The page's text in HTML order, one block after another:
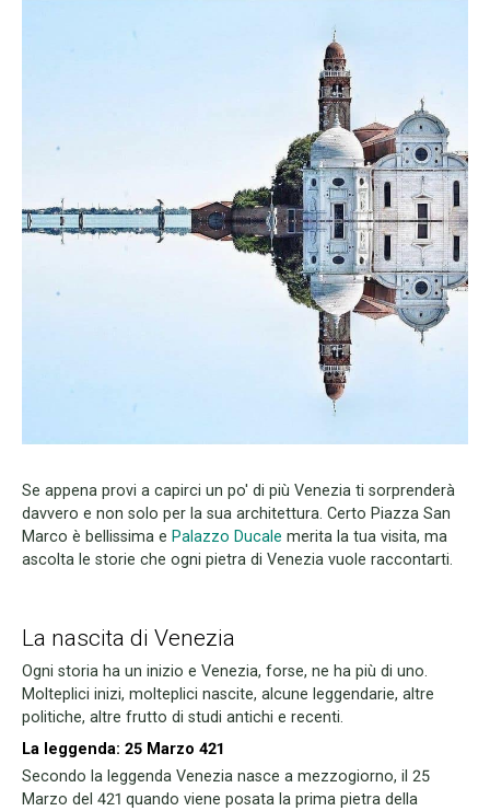
Se appena provi a capirci un po' di più Venezia ti sorprenderà
davvero e non solo per la sua architettura. Certo Piazza San
Marco è bellissima e Palazzo Ducale merita la tua visita, ma
ascolta le storie che ogni pietra di Venezia vuole raccontarti.
La nascita di Venezia
Ogni storia ha un inizio e Venezia, forse, ne ha più di uno.
Molteplici inizi, molteplici nascite, alcune leggendarie, altre
politiche, altre frutto di studi antichi e recenti.
La leggenda: 25 Marzo 421
Secondo la leggenda Venezia nasce a mezzogiorno, il 25
Marzo del 421 quando viene posata la prima pietra della